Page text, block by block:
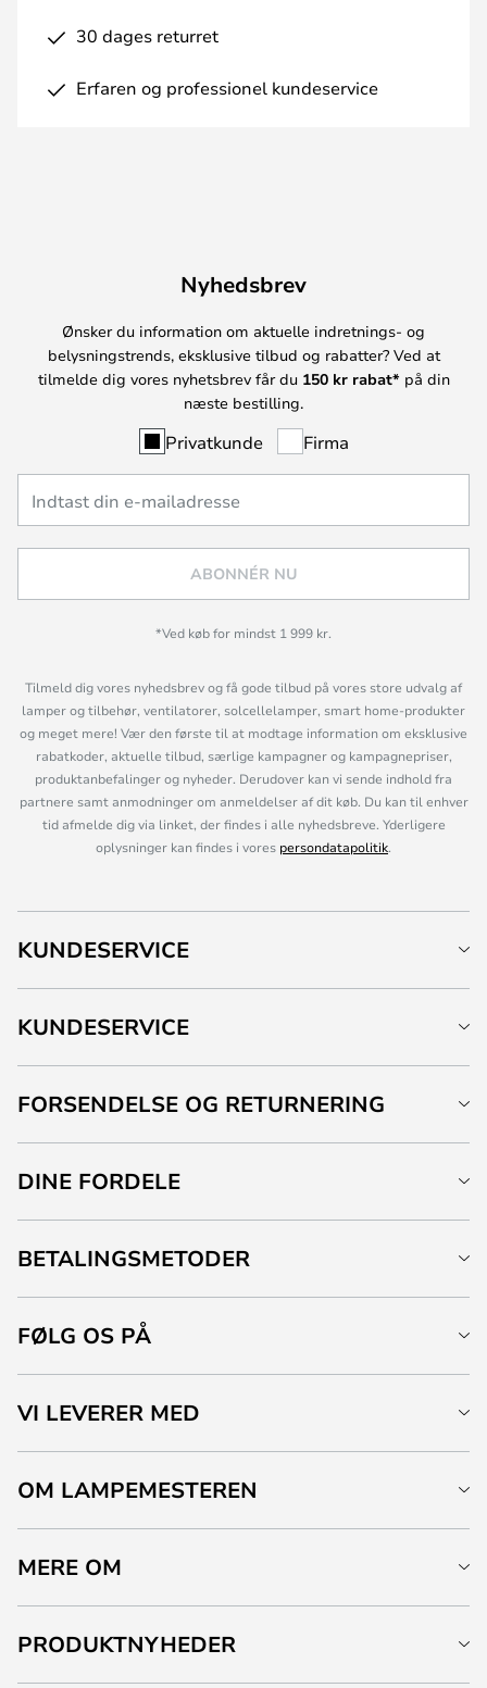
30 dages returret
Erfaren og professionel kundeservice
Nyhedsbrev
Ønsker du information om aktuelle indretnings- og
belysningstrends, eksklusive tilbud og rabatter? Ved at
tilmelde dig vores nyhetsbrev får du 150 kr rabat* på din
næste bestilling.
Privatkunde Firma
ABONNÉR NU
*Ved køb for mindst 1 999 kr.
Tilmeld dig vores nyhedsbrev og få gode tilbud på vores store udvalg af
lamper og tilbehør, ventilatorer, solcellelamper, smart home-produkter
og meget mere! Vær den første til at modtage information om eksklusive
rabatkoder, aktuelle tilbud, særlige kampagner og kampagnepriser,
produktanbefalinger og nyheder. Derudover kan vi sende indhold fra
partnere samt anmodninger om anmeldelser af dit køb. Du kan til enhver
tid afmelde dig via linket, der findes i alle nyhedsbreve. Yderligere
oplysninger kan findes i vores persondatapolitik.
KUNDESERVICE
KUNDESERVICE
FORSENDELSE OG RETURNERING
DINE FORDELE
BETALINGSMETODER
FØLG OS PÅ
VI LEVERER MED
OM LAMPEMESTEREN
MERE OM
PRODUKTNYHEDER